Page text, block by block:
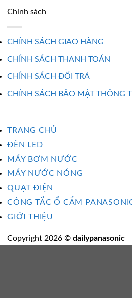
Chính sách
CHÍNH SÁCH GIAO HÀNG
CHÍNH SÁCH THANH TOÁN
CHÍNH SÁCH ĐỔI TRẢ
CHÍNH SÁCH BẢO MẬT THÔNG
TRANG CHỦ
ĐÈN LED
MÁY BƠM NƯỚC
MÁY NƯỚC NÓNG
QUẠT ĐIỆN
CÔNG TẮC Ổ CẮM
GIỚI THIỆU
Copyright 2026 © dailypanasonic